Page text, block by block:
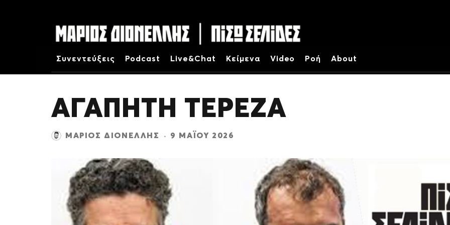
Συνεντεύξεις Podcast Live&Chat Κείμενα Video Ροή About
ΑΓΑΠΗΤΗ ΤΕΡΕΖΑ
ΜΆΡΙΟΣ ΔΙΟΝΈΛΛΗΣ · 9 ΜΑΪ́ΟΥ 2026